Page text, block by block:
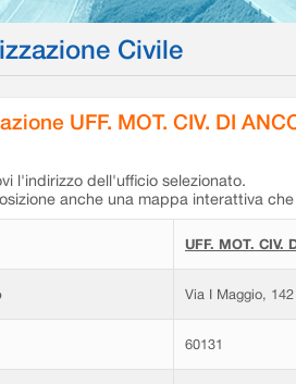
Civile
UFF. MOT. CIV. DI
l'indirizzo dell'ufficio selezionato.
anche una mappa interattiva
UFF. MOT. CIV.
Via I Maggio, 142
60131